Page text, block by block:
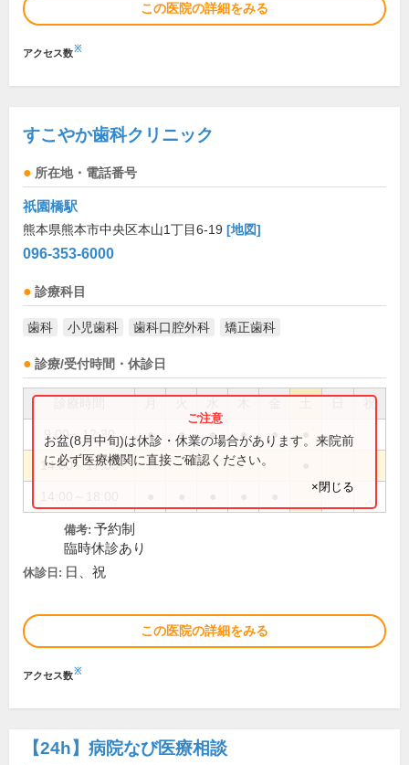
この医院の詳細をみる
アクセス数※
すこやか歯科クリニック
所在地・電話番号
祇園橋駅
熊本県熊本市中央区本山1丁目6-19 [地図]
096-353-6000
診療科目
歯科 小児歯科 歯科口腔外科 矯正歯科
診療/受付時間・休診日
祝
9:00～12:30 ● ● ● ● ●
14:00～17:00
お盆(8月中旬)は休診・休業の場合があります。来院前
に必ず医療機関に直接ご確認ください。
×閉じる
備考: 予約制
臨時休診あり
休診日: 日、祝
この医院の詳細をみる
アクセス数※
【24h】 病院なび医療相談